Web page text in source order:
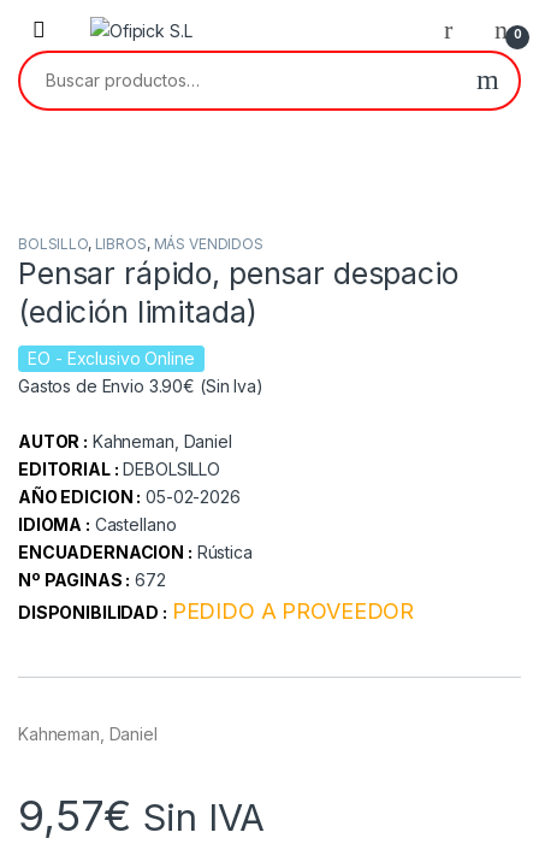
Skip to navigation
Skip to content
0
Buscar por:
BOLSILLO, LIBROS, MÁS VENDIDOS
Pensar rápido, pensar despacio
(edición limitada)
EO - Exclusivo Online
Gastos de Envio 3.90€ (Sin Iva)
AUTOR : Kahneman, Daniel
EDITORIAL : DEBOLSILLO
AÑO EDICION : 05-02-2026
IDIOMA : Castellano
ENCUADERNACION : Rústica
Nº PAGINAS : 672
DISPONIBILIDAD : PEDIDO A PROVEEDOR
Kahneman, Daniel
9,57€ Sin IVA